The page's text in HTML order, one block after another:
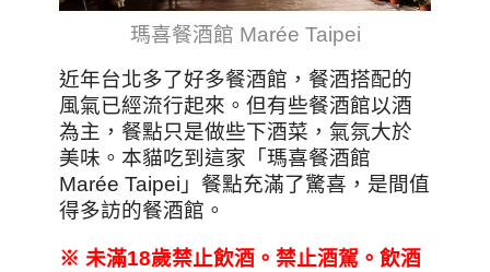
瑪喜餐酒館 Marée Taipei
近年台北多了好多餐酒館，餐酒搭配的
風氣已經流行起來。但有些餐酒館以酒
為主，餐點只是做些下酒菜，氣氛大於
美味。本貓吃到這家「瑪喜餐酒館
Marée Taipei」餐點充滿了驚喜，是間值
得多訪的餐酒館。
※ 未滿18歲禁止飲酒。禁止酒駕。飲酒